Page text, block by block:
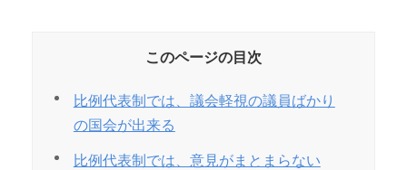
このページの目次
比例代表制では、議会軽視の議員ばかり
の国会が出来る
比例代表制では、意見がまとまらない